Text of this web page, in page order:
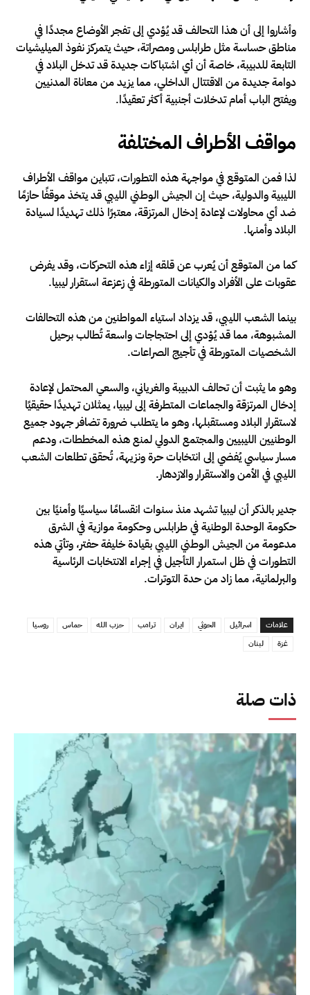
ذات صلة
وأشاروا إلى أن هذا التحالف قد يُؤدي إلى تفجر الأوضاع مجددًا في
مناطق حساسة مثل طرابلس ومصراتة، حيث يتمركز نفوذ الميليشيات
التابعة للدبيبة، خاصة أن أي اشتباكات جديدة قد تدخل البلاد في
دوامة جديدة من الاقتتال الداخلي، مما يزيد من معاناة المدنيين
ويفتح الباب أمام تدخلات أجنبية أكثر تعقيدًا.
مواقف الأطراف المختلفة
لذا فمن المتوقع في مواجهة هذه التطورات، تتباين مواقف الأطراف
الليبية والدولية، حيث إن الجيش الوطني الليبي قد يتخذ موقفًا حازمًا
ضد أي محاولات لإعادة إدخال المرتزقة، معتبرًا ذلك تهديدًا لسيادة
البلاد وأمنها.
كما من المتوقع أن يُعرب عن قلقه إزاء هذه التحركات، وقد يفرض
عقوبات على الأفراد والكيانات المتورطة في زعزعة استقرار ليبيا.
بينما الشعب الليبي، قد يزداد استياء المواطنين من هذه التحالفات
المشبوهة، مما قد يُؤدي إلى احتجاجات واسعة تُطالب برحيل
الشخصيات المتورطة في تأجيج الصراعات.
وهو ما يثبت أن تحالف الدبيبة والغرياني، والسعي المحتمل لإعادة
إدخال المرتزقة والجماعات المتطرفة إلى ليبيا، يمثلان تهديدًا حقيقيًا
لاستقرار البلاد ومستقبلها، وهو ما يتطلب ضرورة تضافر جهود جميع
الوطنيين الليبيين والمجتمع الدولي لمنع هذه المخططات، ودعم
مسار سياسي يُفضي إلى انتخابات حرة ونزيهة، تُحقق تطلعات الشعب
الليبي في الأمن والاستقرار والازدهار.
جدير بالذكر أن ليبيا تشهد منذ سنوات انقسامًا سياسيًا وأمنيًا بين
حكومة الوحدة الوطنية في طرابلس وحكومة موازية في الشرق
مدعومة من الجيش الوطني الليبي بقيادة خليفة حفتر، وتأتي هذه
التطورات في ظل استمرار التأجيل في إجراء الانتخابات الرئاسية
والبرلمانية، مما زاد من حدة التوترات.
علامات اسرائيل الحوثي ايران ترامب حزب الله حماس
روسيا
غزة
لبنان